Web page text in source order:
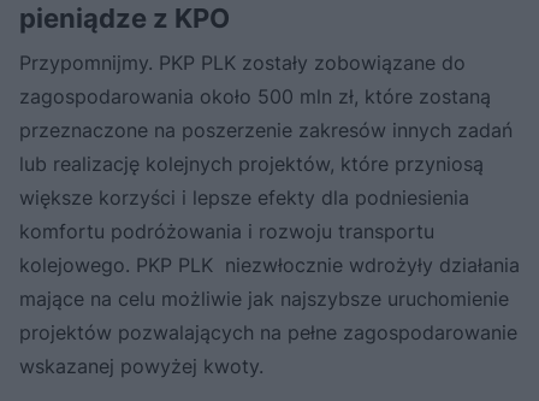
pieniądze z KPO
Przypomnijmy. PKP PLK zostały zobowiązane do
zagospodarowania około 500 mln zł, które zostaną
przeznaczone na poszerzenie zakresów innych zadań
lub realizację kolejnych projektów, które przyniosą
większe korzyści i lepsze efekty dla podniesienia
komfortu podróżowania i rozwoju transportu
kolejowego. PKP PLK niezwłocznie wdrożyły działania
mające na celu możliwie jak najszybsze uruchomienie
projektów pozwalających na pełne zagospodarowanie
wskazanej powyżej kwoty.